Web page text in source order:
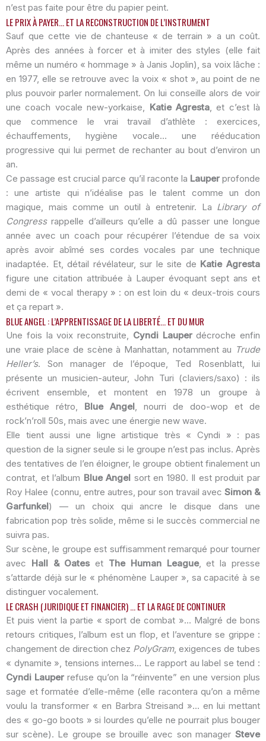
n’est pas faite pour être du papier peint.
LE PRIX À PAYER… ET LA RECONSTRUCTION DE L’INSTRUMENT
Sauf que cette vie de chanteuse « de terrain » a un coût.
Après des années à forcer et à imiter des styles (elle fait
même un numéro « hommage » à Janis Joplin), sa voix lâche :
en 1977, elle se retrouve avec la voix « shot », au point de ne
plus pouvoir parler normalement. On lui conseille alors de voir
une coach vocale new-yorkaise, Katie Agresta, et c’est là
que commence le vrai travail d’athlète : exercices,
échauffements, hygiène vocale… une rééducation
progressive qui lui permet de rechanter au bout d’environ un
an.
Ce passage est crucial parce qu’il raconte la Lauperprofonde
: une artiste qui n’idéalise pas le talent comme un don
magique, mais comme un outil à entretenir. La Library of
Congressrappelle d’ailleurs qu’elle a dû passer une longue
année avec un coach pour récupérer l’étendue de sa voix
après avoir abîmé ses cordes vocales par une technique
inadaptée. Et, détail révélateur, sur le site de Katie Agresta
figure une citation attribuée à Lauper évoquant sept ans et
demi de « vocal therapy » : on est loin du « deux-trois cours
et ça repart ».
BLUE ANGEL : L’APPRENTISSAGE DE LA LIBERTÉ… ET DU MUR
Une fois la voix reconstruite, Cyndi Lauperdécroche enfin
une vraie place de scène à Manhattan, notamment au Trude
Heller’s. Son manager de l’époque, Ted Rosenblatt, lui
présente un musicien-auteur, John Turi (claviers/saxo) : ils
écrivent ensemble, et montent en 1978 un groupe à
esthétique rétro, Blue Angel, nourri de doo-wop et de
rock’n’roll 50s, mais avec une énergie new wave.
Elle tient aussi une ligne artistique très « Cyndi » : pas
question de la signer seule si le groupe n’est pas inclus. Après
des tentatives de l’en éloigner, le groupe obtient finalement un
contrat, et l’album Blue Angel sort en 1980. Il est produit par
Roy Halee (connu, entre autres, pour son travail avec Simon &
Garfunkel) — un choix qui ancre le disque dans une
fabrication pop très solide, même si le succès commercial ne
suivra pas.
Sur scène, le groupe est suffisamment remarqué pour tourner
avec Hall & Oateset The Human League, et la presse
s’attarde déjà sur le « phénomène Lauper », sa capacité à se
distinguer vocalement.
LE CRASH (JURIDIQUE ET FINANCIER) … ET LA RAGE DE CONTINUER
Et puis vient la partie « sport de combat »… Malgré de bons
retours critiques, l’album est un flop, et l’aventure se grippe :
changement de direction chez PolyGram, exigences de tubes
« dynamite », tensions internes… Le rapport au label se tend :
Cyndi Lauper refuse qu’on la “réinvente” en une version plus
sage et formatée d’elle-même (elle racontera qu’on a même
voulu la transformer « en Barbra Streisand »… en lui mettant
des « go-go boots » si lourdes qu’elle ne pourrait plus bouger
sur scène). Le groupe se brouille avec son manager Steve